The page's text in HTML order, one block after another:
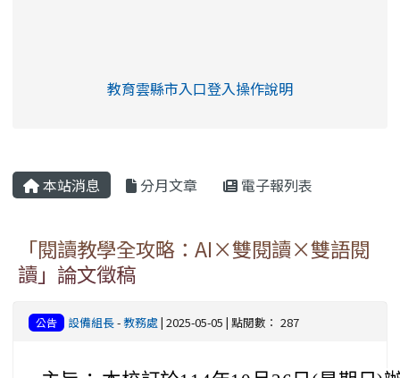
link to https://eliteracy.edu.tw/Shorts/
教育雲縣市入口登入操作說明
本站消息 分月文章 電子報列表
「閱讀教學全攻略：AI×雙閱讀×雙語閱
讀」論文徵稿
公告 設備組長-教務處 | 2025-05-05 | 點閱數： 287